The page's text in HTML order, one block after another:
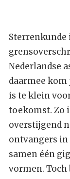
Nederlandse
daarmee
is te klein
toekomst. Zo
overstijgend
ontvangers
samen één
vormen. Toch